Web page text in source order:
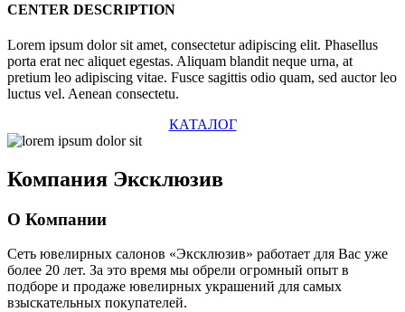
CENTER DESCRIPTION
Lorem ipsum dolor sit amet, consectetur adipiscing elit. Phasellus
porta erat nec aliquet egestas. Aliquam blandit neque urna, at
pretium leo adipiscing vitae. Fusce sagittis odio quam, sed auctor leo
luctus vel. Aenean consectetu.
КАТАЛОГ
Компания Эксклюзив
О Компании
Сеть ювелирных салонов «Эксклюзив» работает для Вас уже
более 20 лет. За это время мы обрели огромный опыт в
подборе и продаже ювелирных украшений для самых
взыскательных покупателей.